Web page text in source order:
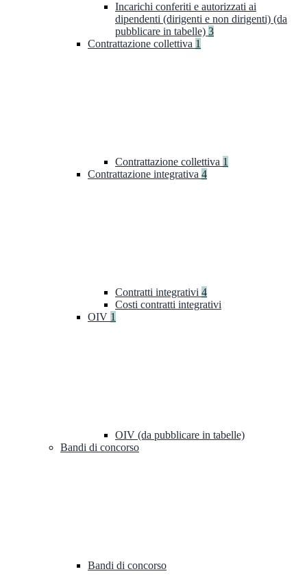
Incarichi conferiti e autorizzati ai
dipendenti (dirigenti e non dirigenti) (da
pubblicare in tabelle) 3
Contrattazione collettiva 1
Contrattazione collettiva 1
Contrattazione integrativa 4
Contratti integrativi 4
Costi contratti integrativi
OIV 1
OIV (da pubblicare in tabelle)
Bandi di concorso
Bandi di concorso